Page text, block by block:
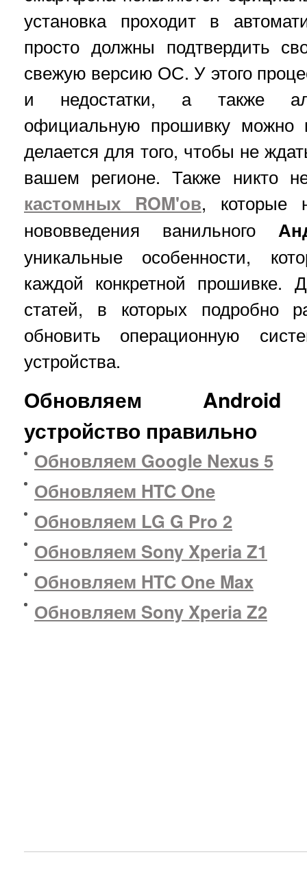
установка проходит в
просто должны подтвердить
свежую версию ОС. У этого
и недостатки, а также
официальную прошивку можно
делается для того, чтобы не
вашем регионе. Также никто
кастомных ROM'ов, которые
нововведения ванильного
уникальные особенности,
каждой конкретной прошивке.
статей, в которых подробно
обновить операционную
устройства.
Обновляем Android
устройство правильно
Обновляем Google Nexus 5
Обновляем HTC One
Обновляем LG G Pro 2
Обновляем Sony Xperia Z1
Обновляем HTC One Max
Обновляем Sony Xperia Z2